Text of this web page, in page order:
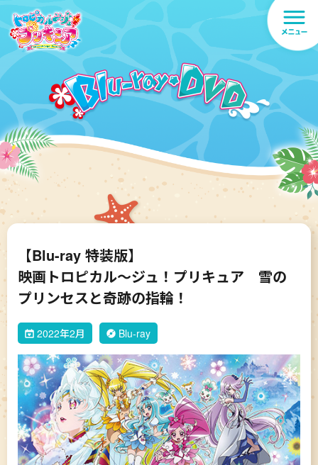
【Blu-ray 特装版】
映画トロピカル～ジュ！プリキュア 雪の
プリンセスと奇跡の指輪！
2022年2月 Blu-ray